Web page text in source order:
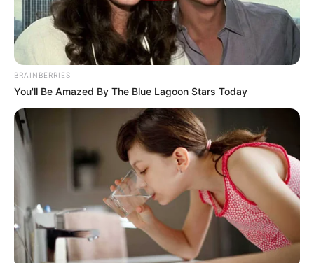
BRAINBERRIES
You'll Be Amazed By The Blue Lagoon Stars Today